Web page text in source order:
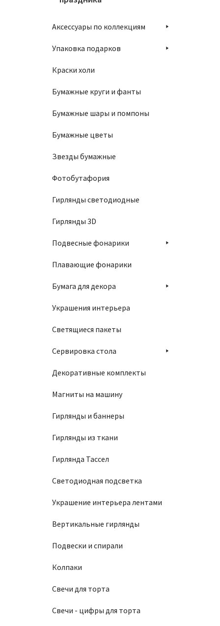
Аксессуары по коллекциям
Упаковка подарков
Краски холи
Бумажные круги и фанты
Бумажные шары и помпоны
Бумажные цветы
Звезды бумажные
Фотобутафория
Гирлянды светодиодные
Гирлянды 3D
Подвесные фонарики
Плавающие фонарики
Бумага для декора
Украшения интерьера
Светящиеся пакеты
Сервировка стола
Декоративные комплекты
Магниты на машину
Гирлянды и баннеры
Гирлянды из ткани
Гирлянда Тассел
Светодиодная подсветка
Украшение интерьера лентами
Вертикальные гирлянды
Подвески и спирали
Колпаки
Свечи для торта
Свечи - цифры для торта